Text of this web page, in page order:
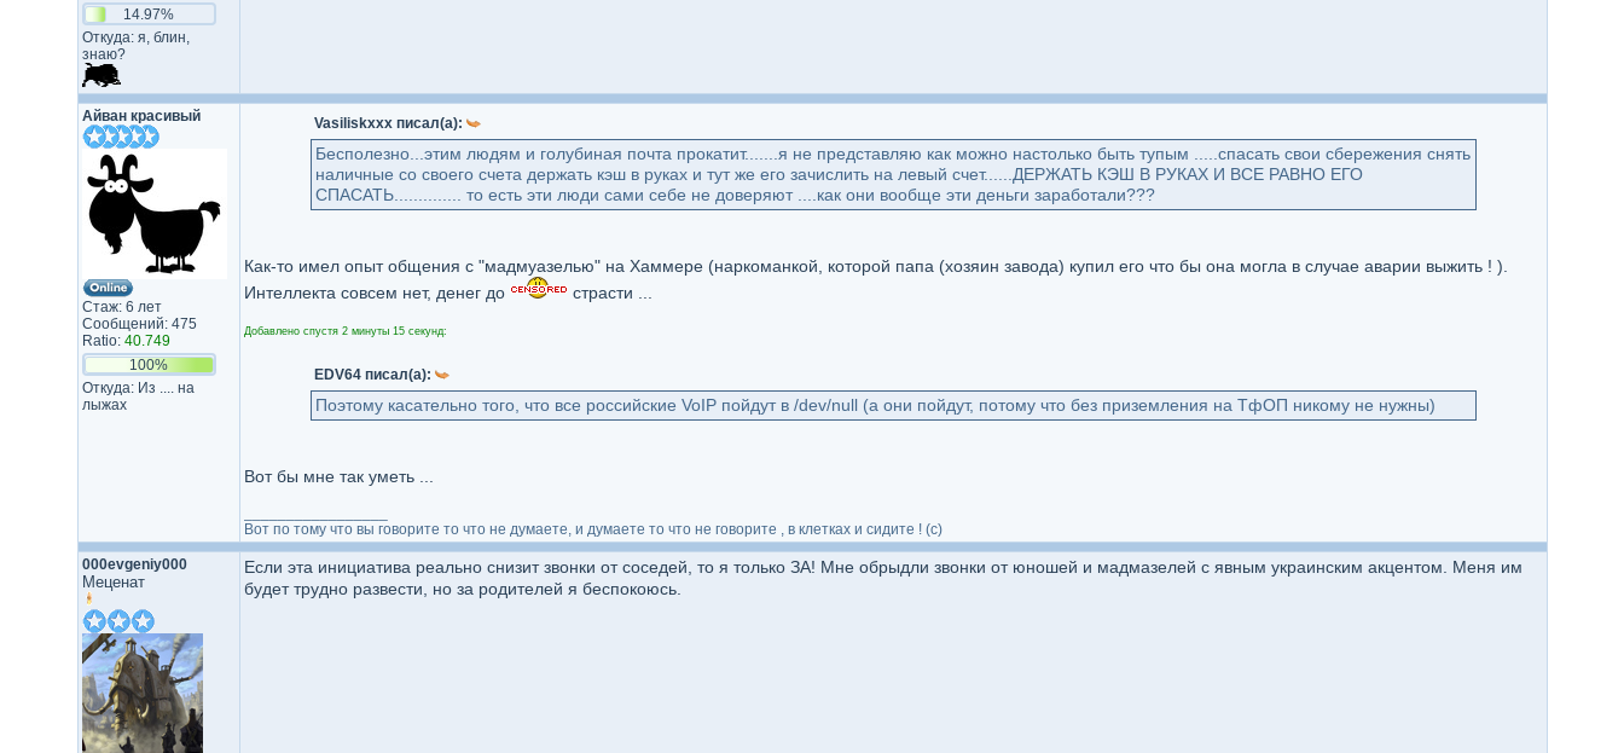
14.97%
Откуда: я, блин,
знаю?
Айван красивый
Стаж: 6 лет
Сообщений: 475
Ratio: 40.749
100%
Откуда: Из .... на
лыжах
Vasiliskxxx писал(а):
Бесполезно...этим людям и голубиная почта прокатит.......я не представляю как можно настолько быть тупым .....спасать свои сбережения снять
наличные со своего счета держать кэш в руках и тут же его зачислить на левый счет......ДЕРЖАТЬ КЭШ В РУКАХ И ВСЕ РАВНО ЕГО
СПАСАТЬ.............. то есть эти люди сами себе не доверяют ....как они вообще эти деньги заработали???
Как-то имел опыт общения с "мадмуазелью" на Хаммере (наркоманкой, которой папа (хозяин завода) купил его что бы она могла в случае аварии выжить ! ).
Интеллекта совсем нет, денег до
страсти ...
Добавлено спустя 2 минуты 15 секунд:
EDV64 писал(а):
Поэтому касательно того, что все российские VoIP пойдут в /dev/null (а они пойдут, потому что без приземления на ТфОП никому не нужны)
Вот бы мне так уметь ...
Вот по тому что вы говорите то что не думаете, и думаете то что не говорите , в клетках и сидите ! (с)
000evgeniy000
Меценат
Если эта инициатива реально снизит звонки от соседей, то я только ЗА! Мне обрыдли звонки от юношей и мадмазелей с явным украинским акцентом. Меня им
будет трудно развести, но за родителей я беспокоюсь.